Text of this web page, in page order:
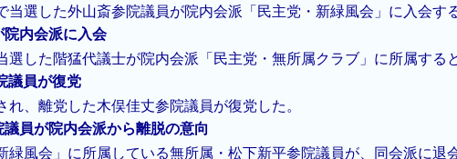
当選した外山斎参院議員が院内会派「民主党・新緑風会」に入会す
院内会派に入会
選した階猛代議士が院内会派「民主党・無所属クラブ」に所属する
議員が復党
れ、離党した木俣佳丈参院議員が復党した。
議員が院内会派から離脱の意向
緑風会」に所属している無所属・松下新平参院議員が、同会派に退